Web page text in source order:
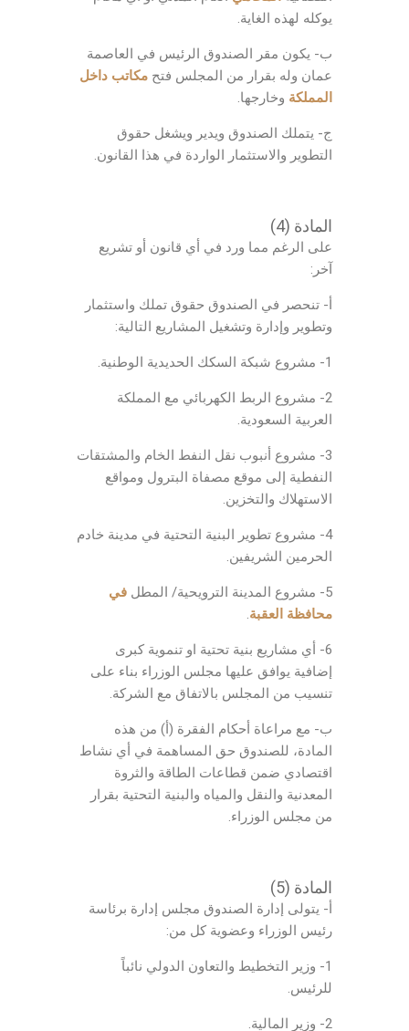
يوكله لهذه الغاية.
ب- يكون مقر الصندوق الرئيس في العاصمة
عمان وله بقرار من المجلس فتح مكاتب داخل
المملكة وخارجها.
ج- يتملك الصندوق ويدير ويشغل حقوق
التطوير والاستثمار الواردة في هذا القانون.
المادة (4)
على الرغم مما ورد في أي قانون أو تشريع
آخر:
أ- تنحصر في الصندوق حقوق تملك واستثمار
وتطوير وإدارة وتشغيل المشاريع التالية:
1- مشروع شبكة السكك الحديدية الوطنية.
2- مشروع الربط الكهربائي مع المملكة
العربية السعودية.
3- مشروع أنبوب نقل النفط الخام والمشتقات
النفطية إلى موقع مصفاة البترول ومواقع
الاستهلاك والتخزين.
4- مشروع تطوير البنية التحتية في مدينة خادم
الحرمين الشريفين.
5- مشروع المدينة الترويحية/ المطل
في
محافظة العقبة.
6- أي مشاريع بنية تحتية او تنموية كبرى
إضافية يوافق عليها مجلس الوزراء بناء على
تنسيب من المجلس بالاتفاق مع الشركة.
ب- مع مراعاة أحكام الفقرة (أ) من هذه
المادة، للصندوق حق المساهمة في أي نشاط
اقتصادي ضمن قطاعات الطاقة والثروة
المعدنية والنقل والمياه والبنية التحتية بقرار
من مجلس الوزراء.
المادة (5)
أ- يتولى إدارة الصندوق مجلس إدارة برئاسة
رئيس الوزراء وعضوية كل من:
1- وزير التخطيط والتعاون الدولي نائباً
للرئيس.
2- وزير المالية.